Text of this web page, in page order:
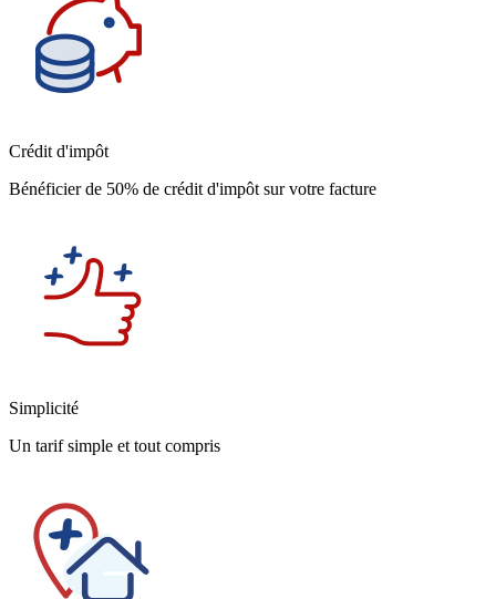
Crédit d'impôt
Bénéficier de 50% de crédit d'impôt sur votre facture
Simplicité
Un tarif simple et tout compris